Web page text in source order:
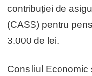
contribuției de
(CASS) pentru
3.000 de lei.
Consiliul Economic